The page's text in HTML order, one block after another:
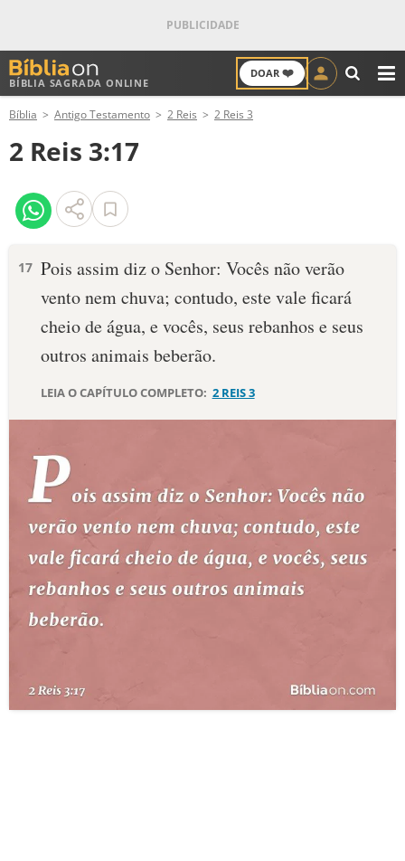
BÍBLIA SAGRADA ONLINE
DOAR ❤️
ANTIGO TESTAMENTO
NOVO TESTAMENTO
VERSÍCULOS
PALAVRA DO DIA
SALMO DO DIA
DEVOCIONAL DIÁRIO
ESTUDOS BÍBLICOS
ESBOÇOS DE PREGAÇÃO
TEMAS
PERGUNTE À BÍBLIA
QUEM SOMOS
Bíblia Antigo Testamento 2 Reis 2 Reis 3
2 Reis 3:17
17 Pois assim diz o Senhor: Vocês não verão
vento nem chuva; contudo, este vale ficará
cheio de água, e vocês, seus rebanhos e seus
outros animais beberão.
LEIA O CAPÍTULO COMPLETO: 2 REIS 3